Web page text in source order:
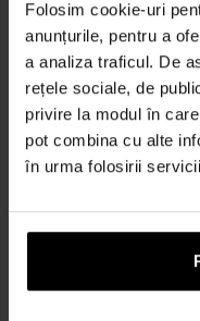
Folosim cookie-uri
anunțurile, pentru a
a analiza traficul. De
rețele sociale, de
privire la modul în
pot combina cu alte
în urma folosirii
În stoc
237,00 lei